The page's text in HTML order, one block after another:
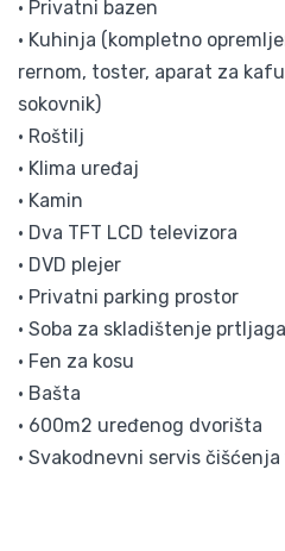
• Privatni bazen
• Kuhinja (kompletno
rernom, toster, aparat za
sokovnik)
• Roštilj
• Klima uređaj
• Kamin
• Dva TFT LCD televizora
• DVD plejer
• Privatni parking prostor
• Soba za skladištenje prtljaga
• Fen za kosu
• Bašta
• 600m2 uređenog dvorišta
• Svakodnevni servis čišćenja